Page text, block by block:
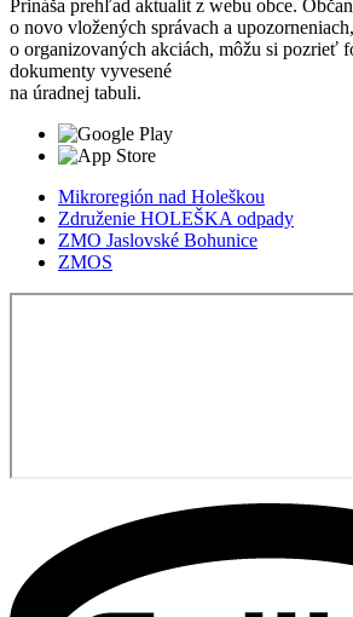
Prináša prehľad aktualít z webu obce.
o novo vložených správach a
o organizovaných akciách, môžu si pozrieť
dokumenty vyvesené
na úradnej tabuli.
Mikroregión nad Holeškou
Združenie HOLEŠKA odpady
ZMO Jaslovské Bohunice
ZMOS